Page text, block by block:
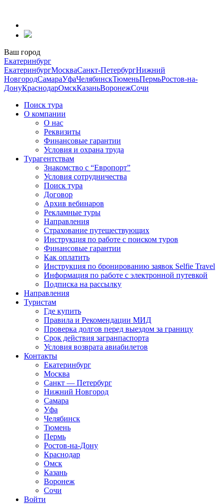
содержанию
Ваш город
Екатеринбург
ЕкатеринбургМоскваСанкт-ПетербургНижний
НовгородСамараУфаЧелябинскТюменьПермьРостов-на-
ДонуКраснодарОмскКазаньВоронежСочи
Поиск тура
О компании
О нас
Реквизиты
Финансовые гарантии
Условия и охрана труда
Турагентствам
Знакомство с “Европорт”
Условия сотрудничества
Поиск тура
Договор
Архив вебинаров
Рекламные туры
Направления
Страхование путешествующих
Инструкция по работе с поиском туров
Финансовые гарантии
Как оплатить
Инструкция по бронированию заявок Selfie Travel
Информация по работе с электронной путевкой
Подписка на рассылку
Направления
Туристам
Где купить
Правила и Рекомендации МИД
Проверка долгов перед выездом за границу
Срок действия загранпаспорта
Условия возврата авиабилетов
Контакты
Екатеринбург
Москва
Санкт — Петербург
Нижний Новгород
Самара
Уфа
Челябинск
Тюмень
Пермь
Ростов-на-Дону
Краснодар
Омск
Казань
Воронеж
Сочи
Войти